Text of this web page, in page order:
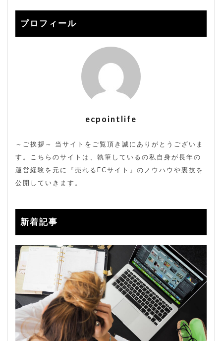
プロフィール
ecpointlife
～ご挨拶～ 当サイトをご覧頂き誠にありがとうございま
す。こちらのサイトは、執筆しているの私自身が長年の
運営経験を元に『売れるECサイト』のノウハウや裏技を
公開していきます。
新着記事
楽天スーパーセール
楽天市場
楽天検索キーワード 楽天検索順位チェック
裏技 販売方法
転換率 送料改定 通販サイト
検索